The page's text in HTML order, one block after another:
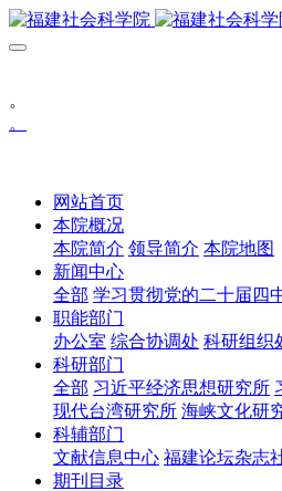
。
。
网站首页
本院概况
本院简介 领导简介 本院地图
新闻中心
全部 学习贯彻党的二十届四
职能部门
办公室 综合协调处 科研组织
科研部门
全部 习近平经济思想研究所
现代台湾研究所 海峡文化研
科辅部门
文献信息中心 福建论坛杂志
期刊目录